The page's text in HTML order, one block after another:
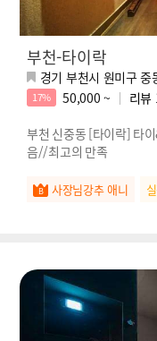
부천-타이락
경기 부천시 원미구
17% 50,000 ~ 리뷰
부천 신중동 [타이락] 타
음//최고의 만족
사장님강추 애니